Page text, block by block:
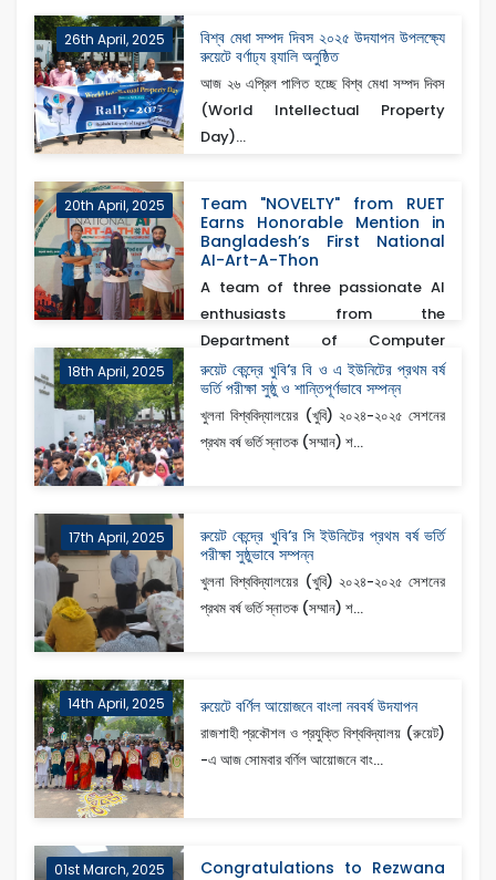
26th April, 2025
বিশ্ব মেধা সম্পদ দিবস ২০২৫ উদযাপন উপলক্ষ্যে
রুয়েটে বর্ণাঢ্য র‌্যালি অনুষ্ঠিত
আজ ২৬ এপ্রিল পালিত হচ্ছে বিশ্ব মেধা সম্পদ দিবস
(World Intellectual Property
Day)...
20th April, 2025
Team "NOVELTY" from RUET
Earns Honorable Mention in
Bangladesh’s First National
AI-Art-A-Thon
A team of three passionate AI
enthusiasts from the
Department of Computer
Scienc...
18th April, 2025
রুয়েট কেন্দ্রে খুবি‘র বি ও এ ইউনিটের প্রথম বর্ষ
ভর্তি পরীক্ষা সুষ্ঠু ও শান্তিপূর্ণভাবে সম্পন্ন
খুলনা বিশ্ববিদ্যালয়ের (খুবি) ২০২৪-২০২৫ সেশনের
প্রথম বর্ষ ভর্তি স্নাতক (সম্মান) শ...
17th April, 2025
রুয়েট কেন্দ্রে খুবি‘র সি ইউনিটের প্রথম বর্ষ ভর্তি
পরীক্ষা সুষ্ঠুভাবে সম্পন্ন
খুলনা বিশ্ববিদ্যালয়ের (খুবি) ২০২৪-২০২৫ সেশনের
প্রথম বর্ষ ভর্তি স্নাতক (সম্মান) শ...
14th April, 2025 রুয়েটে বর্ণিল আয়োজনে বাংলা নববর্ষ উদযাপন
রাজশাহী প্রকৌশল ও প্রযুক্তি বিশ্ববিদ্যালয় (রুয়েট)
-এ আজ সোমবার বর্ণিল আয়োজনে বাং...
01st March, 2025
Congratulations to Rezwana